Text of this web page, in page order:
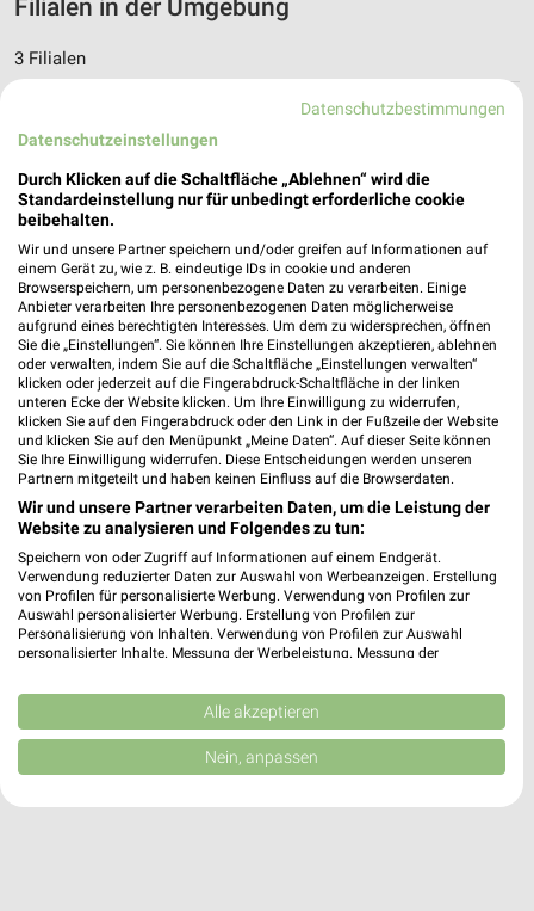
Filialen in der Umgebung
3 Filialen
EDEKA Zocher Eichendorf
Vilshofener Straße 5
94428 Eichendorf
Heute 08:00 - 20:00 Uhr | Geöffnet
8,97 km • Angebote: 1 Prospekt
EDEKA Kalischko Aldersbach
Knorrstraße 9
94501 Aldersbach
Heute 07:30 - 19:30 Uhr | Geöffnet
9,34 km • Angebote: 1 Prospekt
EDEKA Gotzler Osterhofen
94486 Osterhofen
Heute 08:00 - 20:00 Uhr | Geöffnet
9,46 km
Datenschutzbestimmungen
Datenschutzeinstellungen
Durch Klicken auf die Schaltfläche „Ablehnen“ wird die
Standardeinstellung nur für unbedingt erforderliche cookie
beibehalten.
Wir und unsere Partner speichern und/oder greifen auf Informationen auf
einem Gerät zu, wie z. B. eindeutige IDs in cookie und anderen
Browserspeichern, um personenbezogene Daten zu verarbeiten. Einige
Anbieter verarbeiten Ihre personenbezogenen Daten möglicherweise
aufgrund eines berechtigten Interesses. Um dem zu widersprechen, öffnen
Sie die „Einstellungen“. Sie können Ihre Einstellungen akzeptieren, ablehnen
oder verwalten, indem Sie auf die Schaltfläche „Einstellungen verwalten“
klicken oder jederzeit auf die Fingerabdruck-Schaltfläche in der linken
unteren Ecke der Website klicken. Um Ihre Einwilligung zu widerrufen,
klicken Sie auf den Fingerabdruck oder den Link in der Fußzeile der Website
und klicken Sie auf den Menüpunkt „Meine Daten“. Auf dieser Seite können
Sie Ihre Einwilligung widerrufen. Diese Entscheidungen werden unseren
Partnern mitgeteilt und haben keinen Einfluss auf die Browserdaten.
Wir und unsere Partner verarbeiten Daten, um die Leistung der
Website zu analysieren und Folgendes zu tun:
Speichern von oder Zugriff auf Informationen auf einem Endgerät.
Verwendung reduzierter Daten zur Auswahl von Werbeanzeigen. Erstellung
von Profilen für personalisierte Werbung. Verwendung von Profilen zur
Auswahl personalisierter Werbung. Erstellung von Profilen zur
Personalisierung von Inhalten. Verwendung von Profilen zur Auswahl
personalisierter Inhalte. Messung der Werbeleistung. Messung der
Kombinationen von Daten aus verschiedenen Quellen. Entwicklung und
Verbesserung der Angebote. Verwendung reduzierter Daten zur Auswahl
von Inhalten.
Daten können außerhalb der Europäischen Union weitergegeben und in die
USA gesendet werden.
Website/App.
Alle akzeptieren
Nein, anpassen